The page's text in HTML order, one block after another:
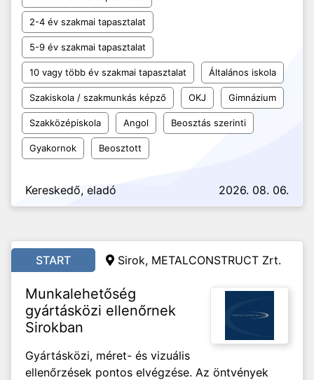
2-4 év szakmai tapasztalat
5-9 év szakmai tapasztalat
10 vagy több év szakmai tapasztalat Általános iskola
Szakiskola / szakmunkás képző OKJ Gimnázium
Szakközépiskola Angol Beosztás szerinti
Gyakornok Beosztott
Kereskedő, eladó 2026. 08. 06.
START Sirok, METALCONSTRUCT Zrt.
Munkalehetőség
gyártásközi ellenőrnek
Sirokban
Gyártásközi, méret- és vizuális
ellenőrzések pontos elvégzése. Az öntvények